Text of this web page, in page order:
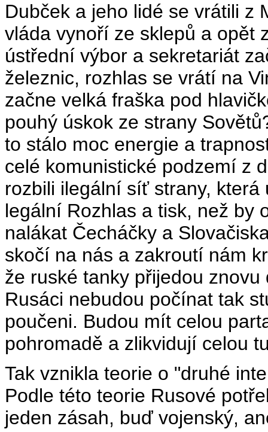
Dubček a jeho lidé se vrátili z
vláda vynoří ze sklepů a opět
ústřední výbor a sekretariát
železnic, rozhlas se vrátí na
začne velká fraška pod
pouhý úskok ze strany
to stálo moc energie a
celé komunistické podzemí z
rozbili ilegální síť strany,
legální Rozhlas a tisk, než by
nalákat Čecháčky a
skočí na nás a zakroutí nám
že ruské tanky přijedou
Rusáci nebudou počínat tak
poučeni. Budou mít celou
pohromadě a zlikvidují celou
Tak vznikla teorie o "druhé
Podle této teorie Rusové
jeden zásah, buď vojenský,